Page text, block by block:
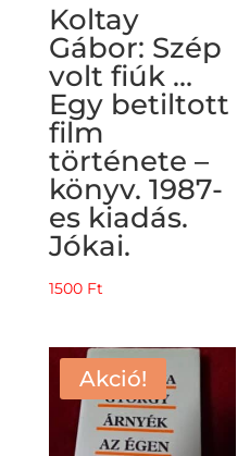
Koltay
Gábor: Szép
volt fiúk …
Egy betiltott
film
története –
könyv. 1987-
es kiadás.
Jókai.
1500 Ft
Akció!